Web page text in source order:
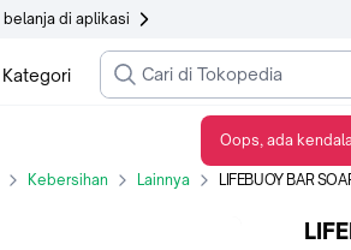
belanja di aplikasi
Kategori
Kebersihan Lainnya LIFEBUOY BAR
Oops, ada